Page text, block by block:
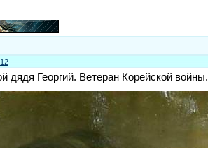
12
дядя Георгий. Ветеран Корейской войны.